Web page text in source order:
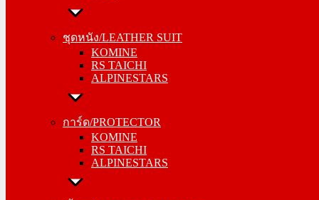
ชุดหนัง/LEATHER SUIT
KOMINE
RS TAICHI
ALPINESTARS
การ์ด/PROTECTOR
KOMINE
RS TAICHI
ALPINESTARS
ชุดหนัง/LEATHER SUIT
RS TAICHI
ALPINESTARS
การ์ด/PROTECTOR
RS TAICHI
ALPINESTARS
เสื้อหน้ง/LEATHER JACKET